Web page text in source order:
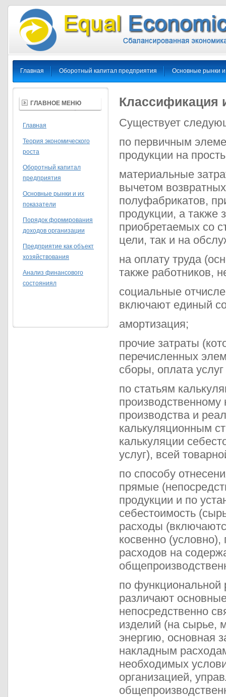
Главная Оборотный капитал предприятия Основные рынки и
Классификация
Существует
по первичным
продукции на
материальные
вычетом
полуфабрикатов,
продукции, а также
приобретаемых со
цели, так и на
на оплату труда
также работников,
социальные
включают единый
амортизация;
прочие затраты
перечисленных
сборы, оплата услуг
по статьям
производственному
производства и
калькуляционным
калькуляции
услуг), всей
по способу
прямые
продукции и по
себестоимость
расходы
косвенно (условно),
расходов на
по функциональной
различают
непосредственно
изделий (на сырье,
энергию, основная
накладным
необходимых
организацией,
ГЛАВНОЕ МЕНЮ
Главная
Теория экономического
роста
Оборотный капитал
предприятия
Основные рынки и их
показатели
Порядок формирования
доходов организации
Предприятие как объект
хозяйствования
Анализ финансового
состояниял